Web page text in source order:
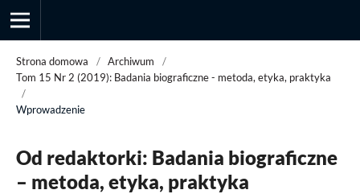
Strona domowa / Archiwum
/
Tom 15 Nr 2 (2019): Badania biograficzne - metoda, etyka, praktyka
/
Wprowadzenie
Od redaktorki: Badania biograficzne
– metoda, etyka, praktyka